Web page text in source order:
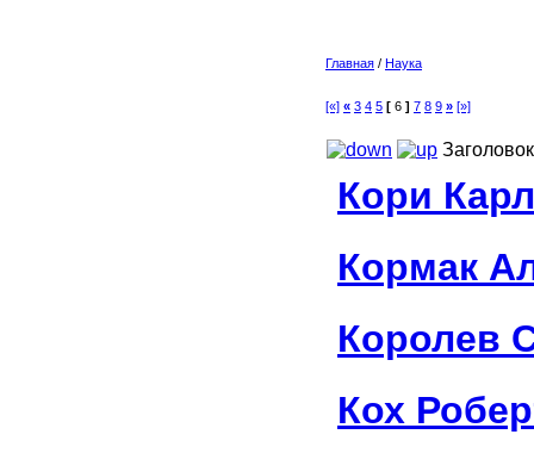
Главная / Наука
[«] « 3 4 5 [ 6 ] 7 8 9 » [»]
Заголовок
Кори
Кормак
Королев
Кох